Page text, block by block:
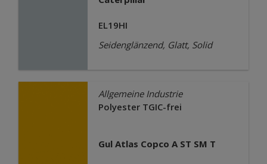
EL19HI
Seidenglänzend, Glatt, Solid
Allgemeine Industrie
Polyester TGIC-frei
Gul Atlas Copco A ST SM T